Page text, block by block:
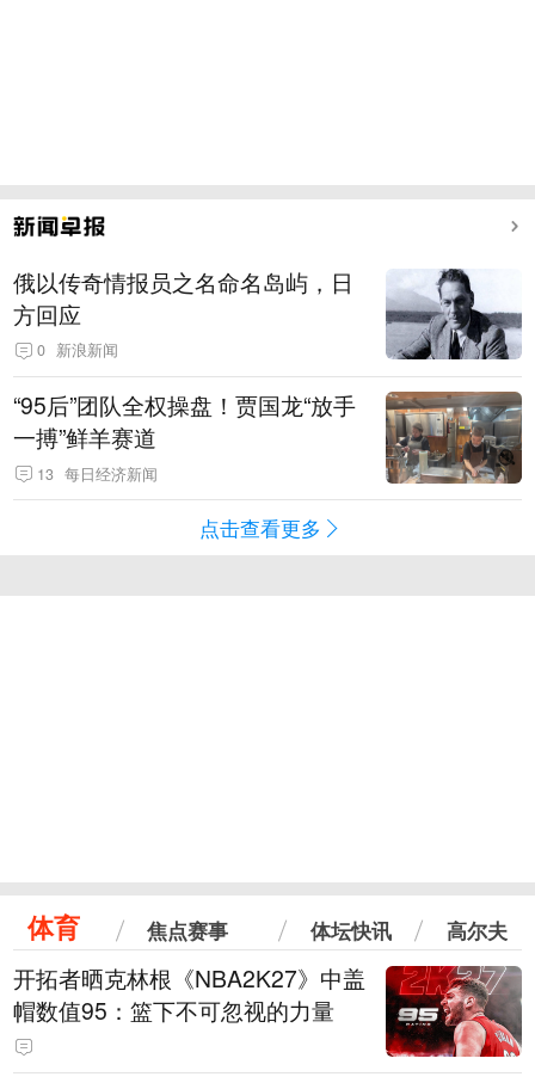
俄以传奇情报员之名命名岛屿，日
方回应
0 新浪新闻
“95后”团队全权操盘！贾国龙“放手
一搏”鲜羊赛道
13 每日经济新闻
点击查看更多
体育 焦点赛事 体坛快讯 高尔夫
开拓者晒克林根《NBA2K27》中盖
帽数值95：篮下不可忽视的力量